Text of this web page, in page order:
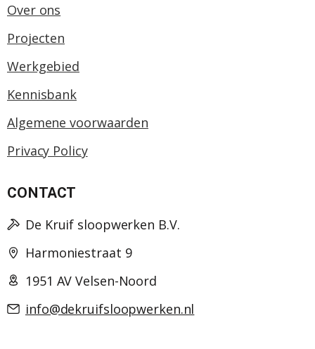
Over ons
Projecten
Werkgebied
Kennisbank
Algemene voorwaarden
Privacy Policy
CONTACT
De Kruif sloopwerken B.V.
Harmoniestraat 9
1951 AV Velsen-Noord
info@dekruifsloopwerken.nl